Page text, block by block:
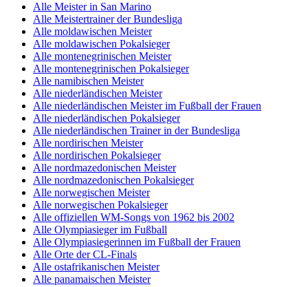
Alle Meister in San Marino
Alle Meistertrainer der Bundesliga
Alle moldawischen Meister
Alle moldawischen Pokalsieger
Alle montenegrinischen Meister
Alle montenegrinischen Pokalsieger
Alle namibischen Meister
Alle niederländischen Meister
Alle niederländischen Meister im Fußball der Frauen
Alle niederländischen Pokalsieger
Alle niederländischen Trainer in der Bundesliga
Alle nordirischen Meister
Alle nordirischen Pokalsieger
Alle nordmazedonischen Meister
Alle nordmazedonischen Pokalsieger
Alle norwegischen Meister
Alle norwegischen Pokalsieger
Alle offiziellen WM-Songs von 1962 bis 2002
Alle Olympiasieger im Fußball
Alle Olympiasiegerinnen im Fußball der Frauen
Alle Orte der CL-Finals
Alle ostafrikanischen Meister
Alle panamaischen Meister